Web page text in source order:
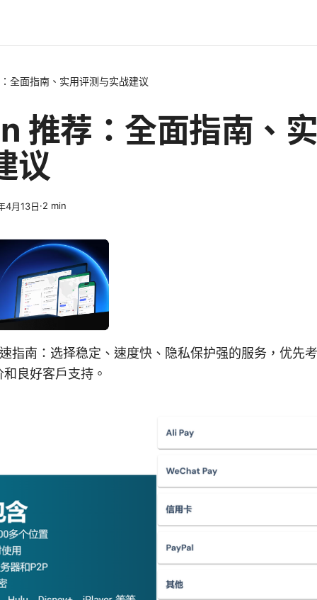
全面指南、实用评测与实战建议
推荐：全面指南、
议
4月13日·2 min
指南：选择稳定、速度快、隐私保护强的服务，优先
良好客户支持。